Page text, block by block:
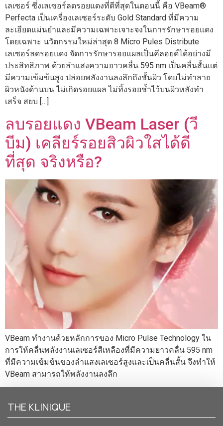
เลเซอร์ ซึ่งเลเซอร์ลดรอยแดงที่ดีที่สุดในตอนนี้ คือ VBeam®
Perfecta เป็นเครื่องเลเซอร์ระดับ Gold Standard ที่มีความ
ละเอียดแม่นยำและมีความเฉพาะเจาะจงในการรักษารอยแดง
โดยเฉพาะ นวัตกรรมใหม่ล่าสุด 8 Micro Pules Distribute
เลเซอร์ลดรอยแดง จัดการรักษารอยแผลเป็นคีลอยด์ได้อย่างมี
ประสิทธิภาพ ด้วยลำแสงความยาวคลื่น 595 nm เป็นคลื่นสั้นแต่
มีความเข้มข้นสูง ปล่อยพลังงานลงลึกถึงชั้นผิว โดยไม่ทำลาย
ผิวหนังด้านบน ไม่เกิดรอยแผล ไม่ทิ้งรอยช้ำไว้บนผิวหลังทำ
เสร็จ สยบ […]
ลบรอยแดง VBeam Laser (วี
บีม) เคลียร์รอยสิวผิวใสได้ดี
ที่สุด จริงหรือ?
VBeam ทำงานด้วยหลักการของ Micro Pulse Technology ใน
การให้คลื่นพลังงานเลเซอร์สีเหลืองที่มีความยาวคลื่น 595 nm
ที่มีความเข้มข้นของลำแสงเลเซอร์สูงและเป็นคลื่นสั้น จึงทำให้
VBeam สามารถให้พลังงานลงลึก
THE KLINIQUE